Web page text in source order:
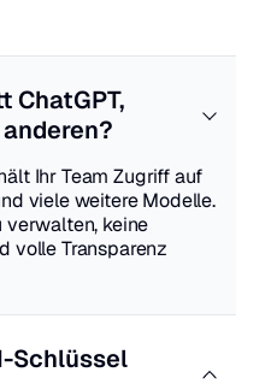
ChatGPT,
Ihr Team Zugriff auf
viele weitere Modelle.
verwalten, keine
volle Transparenz
Schlüssel